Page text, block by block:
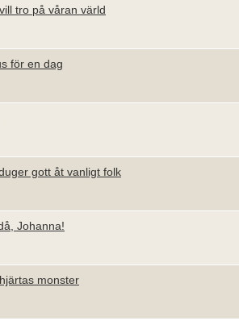
tro på våran värld
för en dag
gott åt vanligt folk
Johanna!
monster